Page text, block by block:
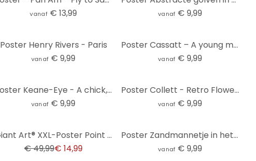
vanaf € 13,99 vanaf € 9,99
Poster Henry Rivers - Paris
vanaf € 9,99
Poster Cassatt – A young mother and child
vanaf € 9,99
Poster Keane-Eye - A chick, a click and a curl
vanaf € 9,99
Poster Collett - Retro Flowers
vanaf € 9,99
Giant Art® XXL-Poster Point of Departure - 115x175 cm
€ 49,99€ 14,99
Poster Zandmannetje in het Bos
vanaf € 9,99